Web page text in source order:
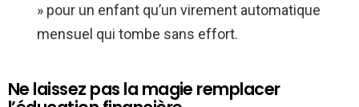
» pour un enfant qu’un virement automatique
mensuel qui tombe sans effort.
Ne laissez pas la magie remplacer